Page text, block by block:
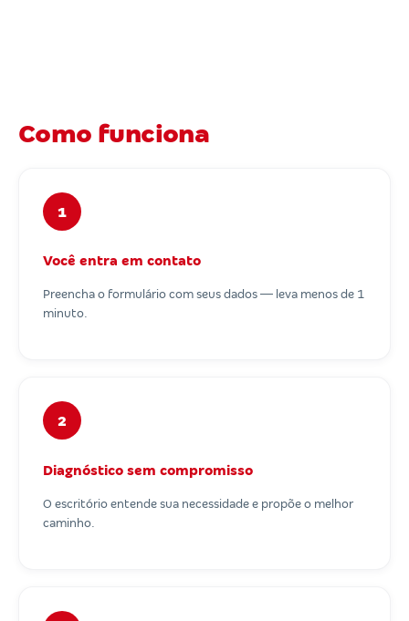
Como funciona
1
Você entra em contato
Preencha o formulário com seus dados — leva menos de 1
minuto.
2
Diagnóstico sem compromisso
O escritório entende sua necessidade e propõe o melhor
caminho.